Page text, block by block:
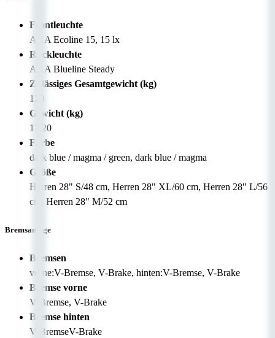
Frontleuchte
AXA Ecoline 15, 15 lx
Rückleuchte
AXA Blueline Steady
Zulässiges Gesamtgewicht (kg)
120
Gewicht (kg)
17,20
Farbe
dark blue / magma / green, dark blue / magma
Größe
Herren 28" S/48 cm, Herren 28" XL/60 cm, Herren 28" L/56
cm, Herren 28" M/52 cm
Bremsanlage
Bremsen
vorne:V-Bremse, V-Brake, hinten:V-Bremse, V-Brake
Bremse vorne
V-Bremse, V-Brake
Bremse hinten
V-BremseV-Brake